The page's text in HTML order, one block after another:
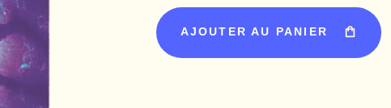
AJOUTER AU PANIER